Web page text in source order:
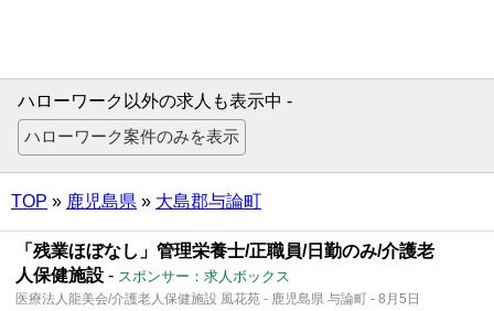
ハローワーク以外の求人も表示中 -
TOP » 鹿児島県 » 大島郡与論町
「残業ほぼなし」管理栄養士/正職員/日勤のみ/介護老
人保健施設 - スポンサー：求人ボックス
医療法人龍美会/介護老人保健施設 風花苑 - 鹿児島県 与論町 - 8月5日